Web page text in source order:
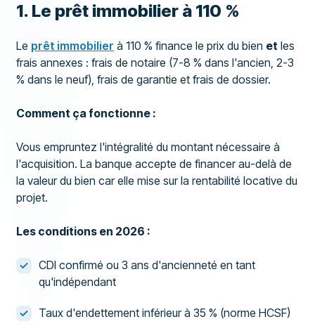
1. Le prêt immobilier à 110 %
Le prêt immobilier à 110 % finance le prix du bien et les
frais annexes : frais de notaire (7-8 % dans l'ancien, 2-3
% dans le neuf), frais de garantie et frais de dossier.
Comment ça fonctionne :
Vous empruntez l'intégralité du montant nécessaire à
l'acquisition. La banque accepte de financer au-delà de
la valeur du bien car elle mise sur la rentabilité locative du
projet.
Les conditions en 2026 :
CDI confirmé ou 3 ans d'ancienneté en tant
qu'indépendant
Taux d'endettement inférieur à 35 % (norme HCSF)